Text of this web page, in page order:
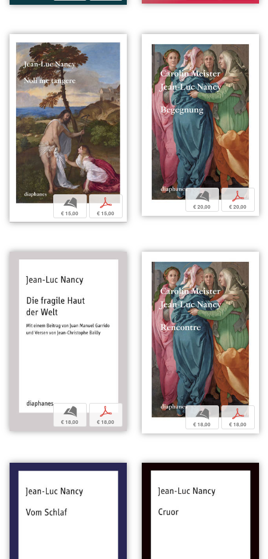
b
€ 15,00
p
€ 15,00
b
€ 20,00
p
€ 20,00
b
€ 18,00
p
€ 18,00
b
€ 18,00
p
€ 18,00